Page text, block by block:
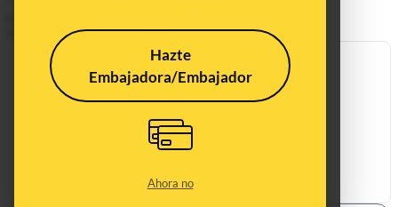
Hazte
Embajadora/Embajador
Ahora no
Actualizado elDec 6, 2021, 5:19:00 PM